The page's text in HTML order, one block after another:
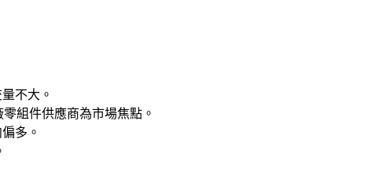
不大。
組件供應商為市場焦點。
多。